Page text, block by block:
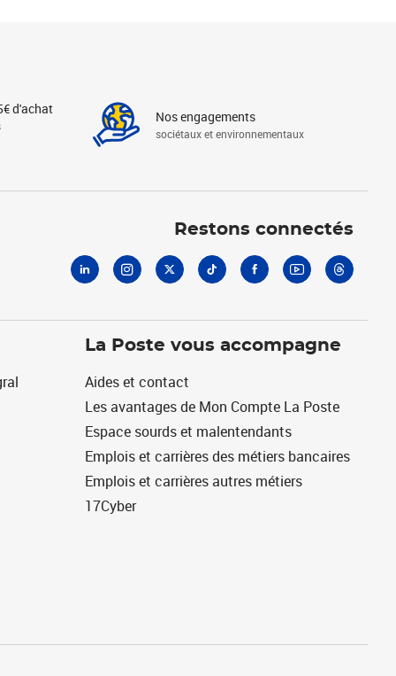
d'achat Nos engagements
sociétaux et environnementaux
Restons connectés
La Poste vous accompagne
Aides et contact
Les avantages de Mon Compte La Poste
Espace sourds et malentendants
Emplois et carrières des métiers bancaires
Emplois et carrières autres métiers
17Cyber